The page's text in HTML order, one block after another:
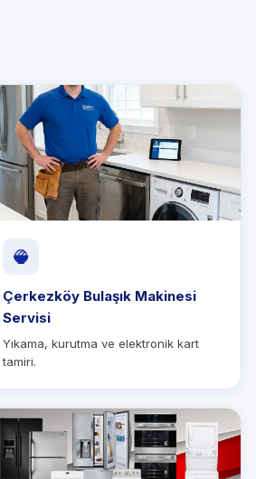
Çerkezköy Bulaşık Makinesi
Servisi
Yıkama, kurutma ve elektronik kart
tamiri.